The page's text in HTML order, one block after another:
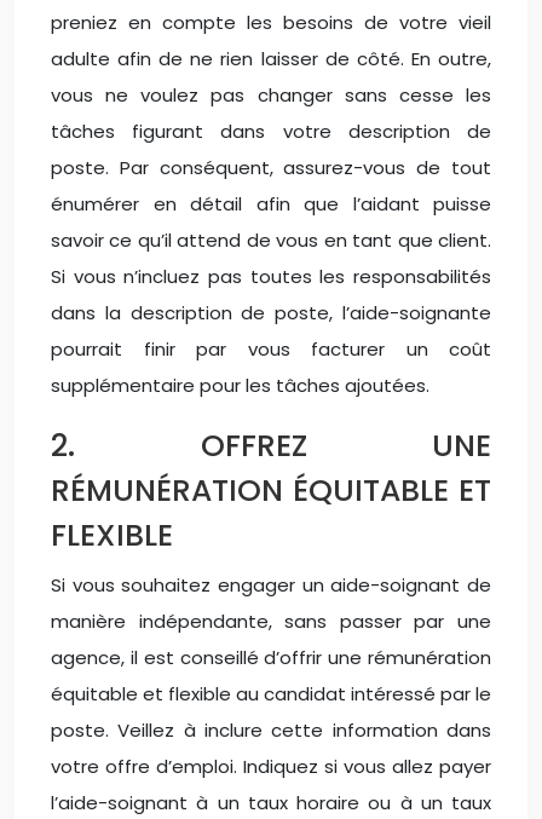
preniez en compte les besoins de votre vieil
adulte afin de ne rien laisser de côté. En outre,
vous ne voulez pas changer sans cesse les
tâches figurant dans votre description de
poste. Par conséquent, assurez-vous de tout
énumérer en détail afin que l’aidant puisse
savoir ce qu’il attend de vous en tant que client.
Si vous n’incluez pas toutes les responsabilités
dans la description de poste, l’aide-soignante
pourrait finir par vous facturer un coût
supplémentaire pour les tâches ajoutées.
2. OFFREZ UNE
RÉMUNÉRATION ÉQUITABLE ET
FLEXIBLE
Si vous souhaitez engager un aide-soignant de
manière indépendante, sans passer par une
agence, il est conseillé d’offrir une rémunération
équitable et flexible au candidat intéressé par le
poste. Veillez à inclure cette information dans
votre offre d’emploi. Indiquez si vous allez payer
l’aide-soignant à un taux horaire ou à un taux